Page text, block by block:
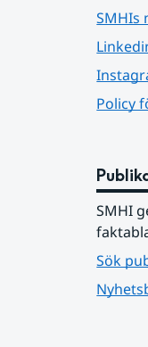
SMHIs
Policy
SMHI
Sök